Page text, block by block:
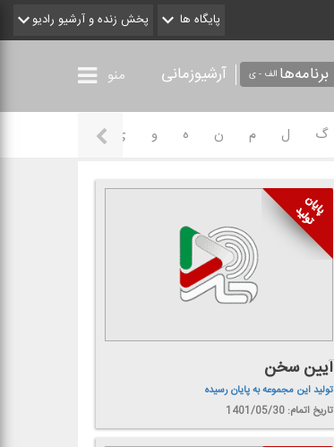
پایگاه ها پخش زنده و آرشیو رادیو
برنامه‌ها الف - ی آرشیوزمانی منو
گ ل م ن ه و ی
آیین سخن
تولید این مجموعه به پایان رسیده
تاریخ اتمام: 1401/05/30